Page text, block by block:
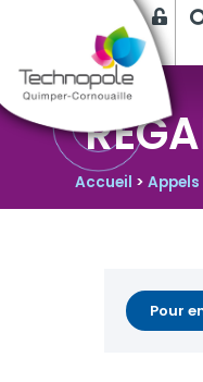
Accueil >
Pour